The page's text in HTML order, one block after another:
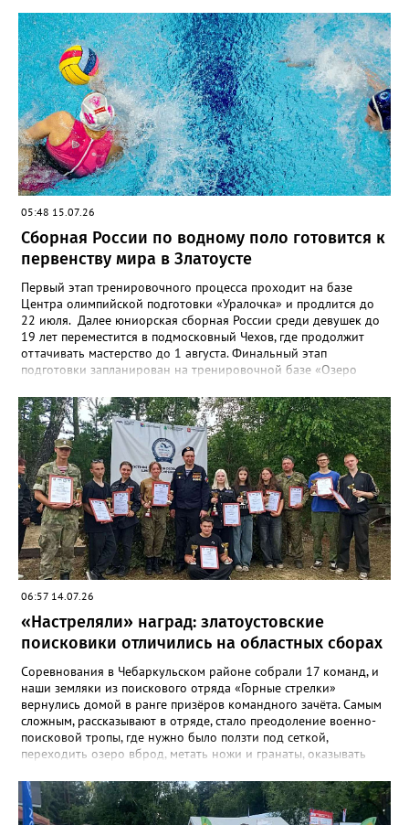
05:48 15.07.26
Сборная России по водному поло готовится к
первенству мира в Златоусте
Первый этап тренировочного процесса проходит на базе
Центра олимпийской подготовки «Уралочка» и продлится до
22 июля. Далее юниорская сборная России среди девушек до
19 лет переместится в подмосковный Чехов, где продолжит
оттачивать мастерство до 1 августа. Финальный этап
подготовки запланирован на тренировочной базе «Озеро
испанском городе Пуэрто-де-ла-Крус. Национальную сборную
на этом турнире возглавит тренер златоустовской «Уралочки»
Дмитрий Андреев.
06:57 14.07.26
«Настреляли» наград: златоустовские
поисковики отличились на областных сборах
Соревнования в Чебаркульском районе собрали 17 команд, и
наши земляки из поискового отряда «Горные стрелки»
вернулись домой в ранге призёров командного зачёта. Самым
сложным, рассказывают в отряде, стало преодоление военно-
поисковой тропы, где нужно было ползти под сеткой,
переходить озеро вброд, метать ножи и гранаты, оказывать
экспедициями и тренировками старшие «Горные стрелки»
финишировали вторыми, а их товарищи из средней группы –
третьими. В соревновательной программе были и визитка, и